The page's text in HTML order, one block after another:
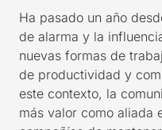
Ha pasado un año
de alarma y la
nuevas formas de
de productividad y
este contexto, la
más valor como aliada